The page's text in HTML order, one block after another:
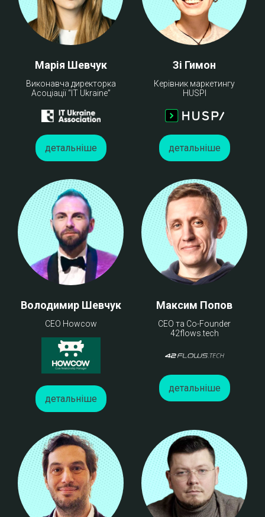
Марія Шевчук
Виконавча директорка
Асоціації “IT Ukraine”
детальніше
Зі Гимон
Керівник маркетингу
HUSPI
детальніше
Володимир Шевчук
CEO Howcow
детальніше
Максим Попов
CEO та Co-Founder
42flows.tech
детальніше